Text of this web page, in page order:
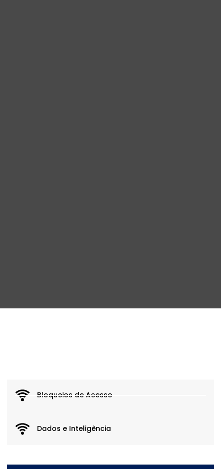
Bloqueios de Acesso
Dados e Inteligência